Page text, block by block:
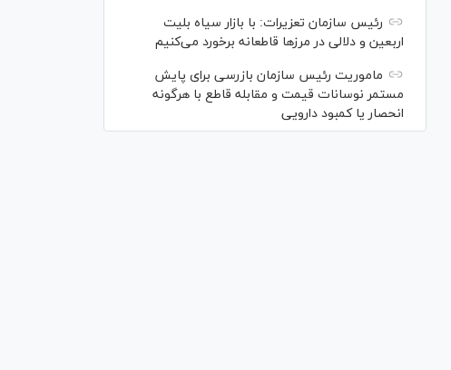
رئیس سازمان تعزیرات: با بازار سیاه بلیت
اربعین و دلالی در مرز‌ها قاطعانه برخورد می‌کنیم
ماموریت رئیس سازمان بازرسی برای پایش
مستمر نوسانات قیمت و مقابله قاطع با هرگونه
انحصار یا کمبود دارویی